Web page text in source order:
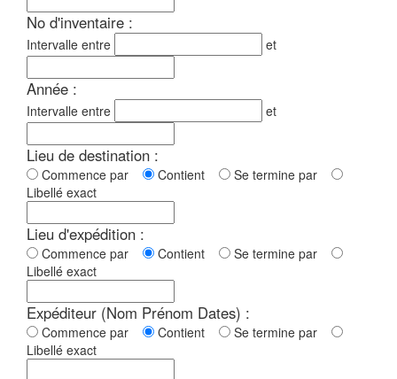
No d'inventaire :
Intervalle entre et
Année :
Intervalle entre et
Lieu de destination :
Commence par Contient
Se termine par
Libellé exact
Lieu d'expédition :
Commence par Contient
Se termine par
Libellé exact
Expéditeur (Nom Prénom Dates) :
Commence par Contient
Se termine par
Libellé exact